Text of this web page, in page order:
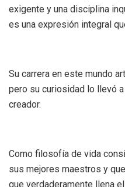
exigente y una disciplina
es una expresión integral
Su carrera en este mundo
pero su curiosidad lo llevó
creador.
Como filosofía de vida
sus mejores maestros y
que verdaderamente llena